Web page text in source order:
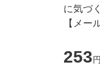
に気づ
【メー
253